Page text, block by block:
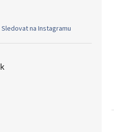
Sledovat na Instagramu